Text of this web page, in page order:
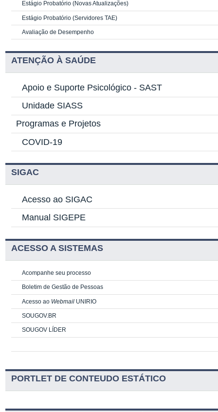
Estágio Probatório (Novas Atualizações)
Estágio Probatório (Servidores TAE)
Avaliação de Desempenho
ATENÇÃO À SAÚDE
Apoio e Suporte Psicológico - SAST
Unidade SIASS
Programas e Projetos
COVID-19
SIGAC
Acesso ao SIGAC
Manual SIGEPE
ACESSO A SISTEMAS
Acompanhe seu processo
Boletim de Gestão de Pessoas
Acesso ao Webmail UNIRIO
SOUGOV.BR
SOUGOV LÍDER
PORTLET DE CONTEUDO ESTÁTICO